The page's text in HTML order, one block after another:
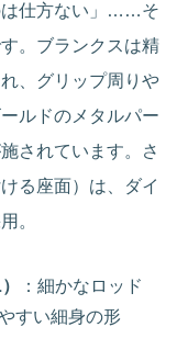
は仕方ない」……そ
。ブランクスは精
、グリップ周りや
ルドのメタルパー
されています。さ
る座面）は、ダイ
。
：細かなロッド
すい細身の形